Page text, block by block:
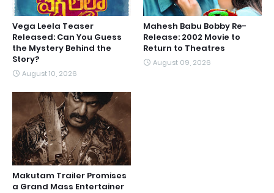
Vega Leela Teaser
Released: Can You Guess
the Mystery Behind the
Story?
August 10, 2026
Mahesh Babu Bobby Re-
Release: 2002 Movie to
Return to Theatres
August 09, 2026
Makutam Trailer Promises
a Grand Mass Entertainer